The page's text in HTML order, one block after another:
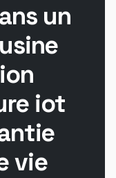
un
iot
vie